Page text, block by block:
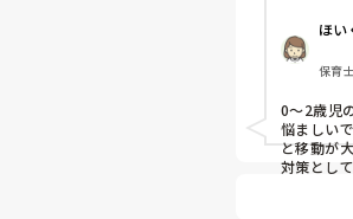
しっかりし
変で使い勝
怖い思いを
皆さんの園
ほい
保育
0〜2歳児
悩ましい
と移動が
対策とし
ト」なら
すめです